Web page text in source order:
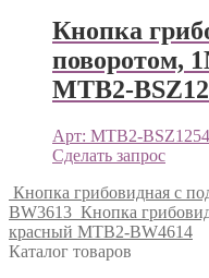
Кнопка
поворотом,
MTB2-
Арт: MTB2-BSZ1254
Сделать запрос
Кнопка грибовидная с
BW3613 Кнопка
красный MTB2-BW4614
Каталог товаров